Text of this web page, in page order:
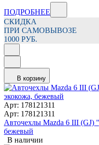
ПОДРОБНЕЕ
СКИДКА
ПРИ САМОВЫВОЗЕ
1000 РУБ.
В корзину
Арт: 178121311
Арт: 178121311
Авточехлы Mazda 6 III (GJ)
бежевый
В наличии